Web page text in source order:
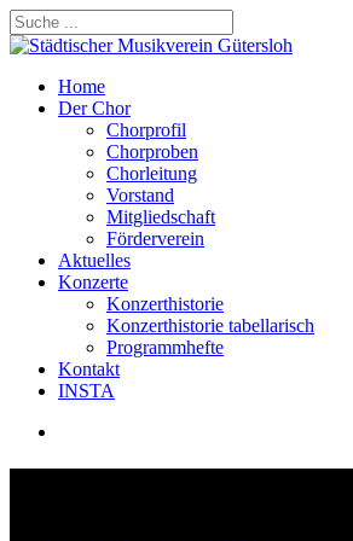
Skip
to
content
Close
search
Menu
Home
Der Chor
Chorprofil
Chorproben
Chorleitung
Vorstand
Mitgliedschaft
Förderverein
Aktuelles
Konzerte
Konzerthistorie
Konzerthistorie tabellarisch
Programmhefte
Kontakt
INSTA